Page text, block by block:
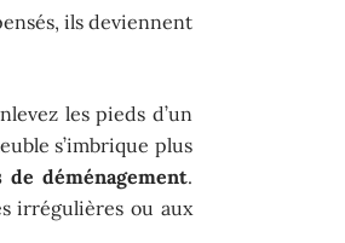
ils deviennent
les pieds d’un
s’imbrique plus
de déménagement.
irrégulières ou aux